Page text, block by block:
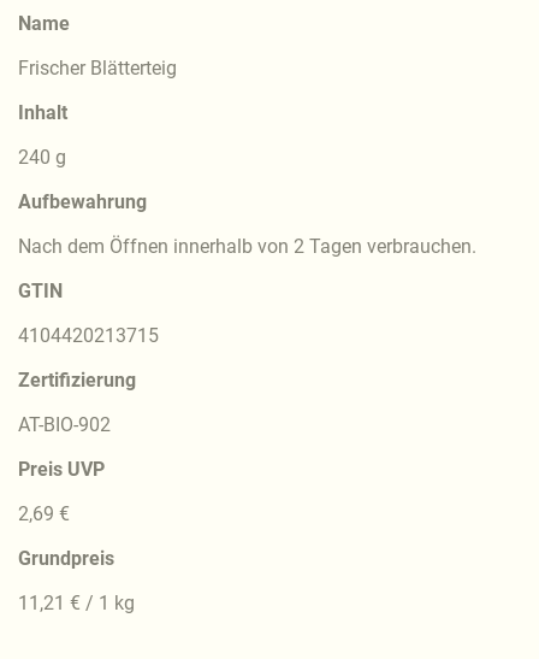
Name
Frischer Blätterteig
Inhalt
240 g
Aufbewahrung
Nach dem Öffnen innerhalb von 2 Tagen verbrauchen.
GTIN
4104420213715
Zertifizierung
AT-BIO-902
Preis UVP
2,69 €
Grundpreis
11,21 € / 1 kg